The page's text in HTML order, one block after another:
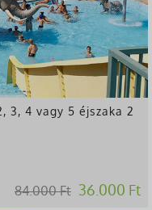
3, 4 vagy 5 éjszaka 2
84.000 Ft 36.000 Ft